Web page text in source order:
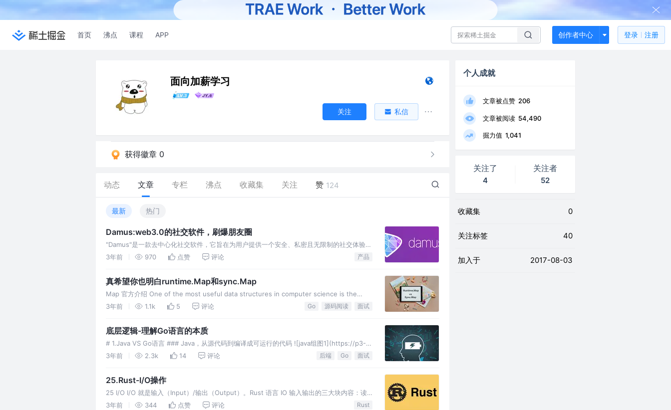
首页 沸点 课程 APP 创作者中心 登录 注册
面向加薪学习
关注 私信
获得徽章 0
动态 文章 专栏 沸点 收藏集 关注 赞 124
最新 热门
Damus:web3.0的社交软件，刷爆朋友圈
"Damus"是一款去中心化社交软件，它旨在为用户提供一个安全、私密且无限制的社交体验。
它使用分布式技术，使用户数据存储在分散的节点上，避免了数据被中心化的机构控制。
3年前 970 点赞 评论 产品
真希望你也明白runtime.Map和sync.Map
Map 官方介绍 One of the most useful data structures in computer science is the
hash table. Many hash tab
3年前 1.1k 5 评论 Go 源码阅读 面试
底层逻辑-理解Go语言的本质
# 1.Java VS Go语言 ### Java，从源代码到编译成可运行的代码 ![java组图1](https://p3-
juejin.byteimg.com/tos-cn-i-k3u1fbpfc
3年前 2.3k 14 评论 后端 Go 面试
25.Rust-I/O操作
25 I/O I/O 就是输入（Input）/输出（Output）。Rust 语言 IO 输入输出的三大块内容：读
取数据、写入数据、命令行参数。 读取和写入 Rust 标准库 IO 输入输出以下 2
3年前 344 点赞 评论 Rust
个人成就
文章被点赞 206
文章被阅读 54,490
掘力值 1,041
关注了
4
关注者
52
收藏集 0
关注标签 40
加入于 2017-08-03